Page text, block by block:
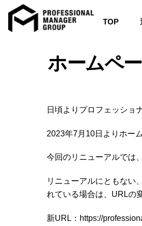
TOP
Skip
ホームペ
日頃よりプロフェッショ
2023年7月10日よりホー
今回のリニューアルでは
リニューアルにともない
れている場合は、URLの
新URL：https://